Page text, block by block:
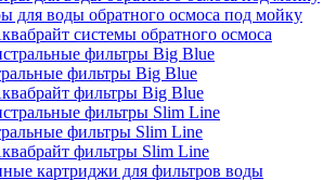
для воды обратного осмоса под мойку
системы обратного осмоса
фильтры Big Blue
фильтры Big Blue
фильтры Slim Line
фильтры Slim Line